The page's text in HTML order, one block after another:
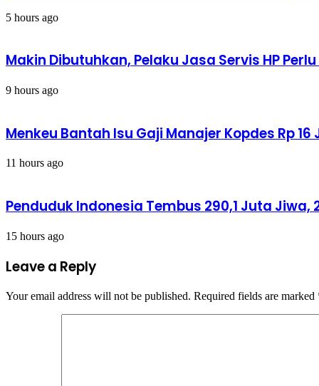
5 hours ago
Makin Dibutuhkan, Pelaku Jasa Servis HP
9 hours ago
Menkeu Bantah Isu Gaji Manajer Kopdes Rp
11 hours ago
Penduduk Indonesia Tembus 290,1 Juta Jiwa,
15 hours ago
Leave a Reply
Your email address will not be published. Required fields are marked